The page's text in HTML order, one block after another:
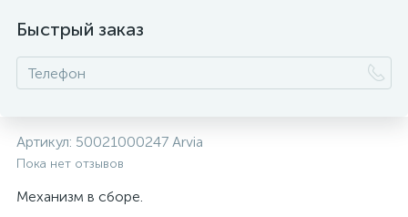
Быстрый заказ
Артикул: 50021000247 Arvia
Пока нет отзывов
Механизм в сборе.